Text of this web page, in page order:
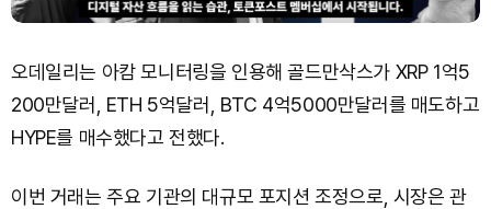
오데일리는 아캄 모니터링을 인용해 골드만삭스가 XRP 1억5
200만달러, ETH 5억달러, BTC 4억5000만달러를 매도하고
HYPE를 매수했다고 전했다.
이번 거래는 주요 기관의 대규모 포지션 조정으로, 시장은 관